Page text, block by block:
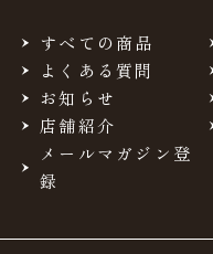
すべての商品
よくある質問
お知らせ
店舗紹介
メールマガジン登
録